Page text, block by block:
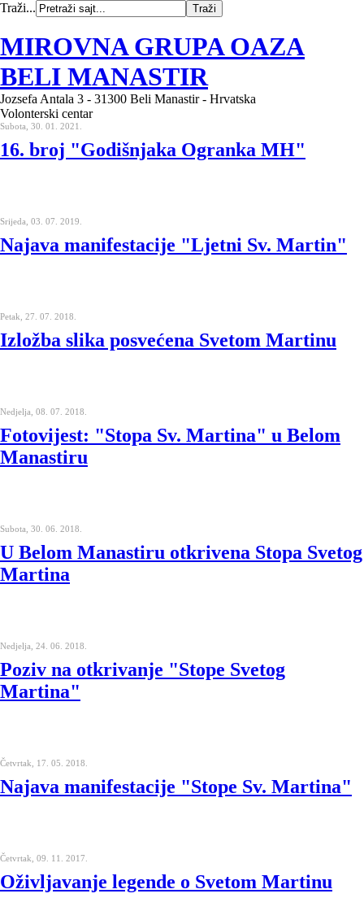
Traži...
MIROVNA GRUPA OAZA
BELI MANASTIR
Jozsefa Antala 3 - 31300 Beli Manastir - Hrvatska
Volonterski centar
Subota, 30. 01. 2021.
16. broj "Godišnjaka Ogranka MH"
Srijeda, 03. 07. 2019.
Najava manifestacije "Ljetni Sv. Martin"
Petak, 27. 07. 2018.
Izložba slika posvećena Svetom Martinu
Nedjelja, 08. 07. 2018.
Fotovijest: "Stopa Sv. Martina" u Belom
Manastiru
Subota, 30. 06. 2018.
U Belom Manastiru otkrivena Stopa Svetog
Martina
Nedjelja, 24. 06. 2018.
Poziv na otkrivanje "Stope Svetog
Martina"
Četvrtak, 17. 05. 2018.
Najava manifestacije "Stope Sv. Martina"
Četvrtak, 09. 11. 2017.
Oživljavanje legende o Svetom Martinu